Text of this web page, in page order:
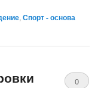
,Спорт - основа
0